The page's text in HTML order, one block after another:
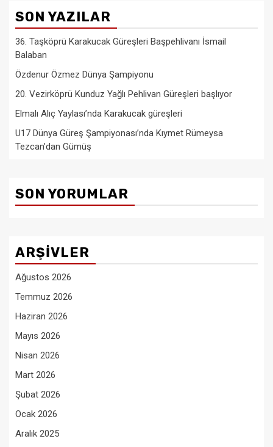
SON YAZILAR
36. Taşköprü Karakucak Güreşleri Başpehlivanı İsmail
Balaban
Özdenur Özmez Dünya Şampiyonu
20. Vezirköprü Kunduz Yağlı Pehlivan Güreşleri başlıyor
Elmalı Alıç Yaylası’nda Karakucak güreşleri
U17 Dünya Güreş Şampiyonası’nda Kıymet Rümeysa
Tezcan’dan Gümüş
SON YORUMLAR
ARŞIVLER
Ağustos 2026
Temmuz 2026
Haziran 2026
Mayıs 2026
Nisan 2026
Mart 2026
Şubat 2026
Ocak 2026
Aralık 2025